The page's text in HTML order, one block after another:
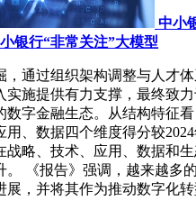
中小
银行“非常关注”大模型
，通过组织架构调整与人才
实施提供有力支撑，最终致力
数字金融生态。从结构特征
用、数据四个维度得分较
战略、技术、应用、数据和
。 《报告》强调，越来越多
展，并将其作为推动数字化